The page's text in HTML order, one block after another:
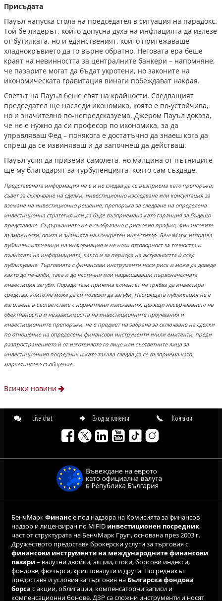
Присъдата
Пауъл напуска стола на председател в ситуация на парадокс.
Той бе лидерът, който допусна духа на инфлацията да излезе
от бутилката, но и единственият, който притежаваше
хладнокръвието да го върне обратно. Неговата ера беше
краят на невинността за централните банкери – напомняне,
че пазарите могат да бъдат укротени, но законите на
икономическата гравитация винаги побеждават накрая.
Светът на Пауъл беше свят на крайности. Следващият
председател ще наследи икономика, която е по-устойчива,
но и значително по-непредсказуема. Джером Пауъл доказа,
че не е нужно да си професор по икономика, за да
управляваш Фед – понякога е достатъчно да знаеш кога да
спреш да се извиняваш и да започнеш да действаш.
Пауъл успя да приземи самолета, но малцина от пътниците
ще му благодарят за турбуленцията, която сам създаде.
Представената информация не е и не следва да се възприема като препоръка,
съвет за сключване на сделки, инвестиционно изследване или консултация за
вземане на инвестиционно решение, препоръка за следване на определена
инвестиционна стратегия или да бъде възприемана като гаранция за бъдещо
представяне. Съдържанието не е съобразено с рисковия профил, финансовите
възможности, опита и знанията на конкретен инвеститор. БенчМарк използва
публични източници на информация и не носи отговорност за точността и
пълнотата на информацията, както и за периода на актуалността ѝ след
публикуване. Търговията с финансови инструменти носи риск и може да доведе
както до печалби, така и до частични или надвишаващи първоначалната
инвестиция загуби. Поради тази причина клиентът не трябва да инвестира
средства, които не може да си позволи да загуби. Настоящата публикация не е
изготвена в съответствие с нормативни изисквания, целящи насърчаването на
обективността и независимостта на инвестиционните проучвания и
инвестиционните препоръки, не е предмет на забрана за сключване на сделки
по отношение на определени финансови инструменти и/или емитенти, преди
разпространението ѝ от изготвилото го лице или съответните лица за
инвестиционния посредник и като такава следва да се възприема като
маркетингово съобщение.
Всички новини
Live chat Вход за клиенти Контакти
БенчМаркФинансе под надзора на Комисията за финансов
надзор и лицензиран по MiFID инвестиционен посредник,
част от структурата на БенчМарк Груп, основана през 2003 г.
Дружеството предоставя брокерски услуги за търговия с
финансови инструменти на международните финансови
пазари– валутни двойки, акции, стоки, борсови индекси,
фондове, фючърси, криптовалути и други. Посредникът
предоставя и условия за търговия на Българска фондова
борса с акции, облигации, компенсаторни записи и
компенсационни бонове. ДЗР са сложни инструменти и носят